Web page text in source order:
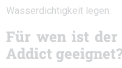
Wasserdichtigkeit legen.
Für wen ist
Addict